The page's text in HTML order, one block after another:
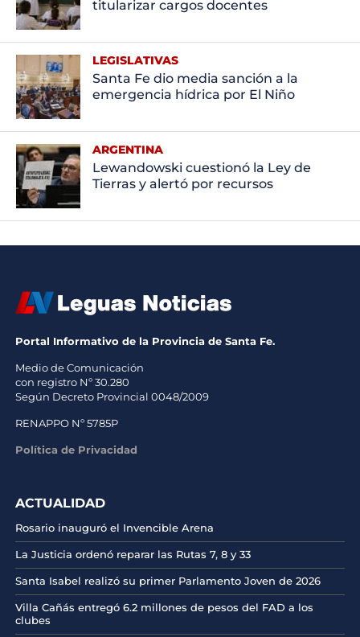
titularizar cargos docentes
LEGISLATIVAS
Santa Fe dio media sanción a la
emergencia hídrica por El Niño
ARGENTINA
Lewandowski cuestionó la Ley de
Tierras y alertó por recursos
Portal Informativo de la Provincia de Santa Fe.
Medio de Comunicación
con registro Nº 30.280
Según Decreto Provincial 0048/2009
RENAPPO Nº 5785P
Política de Privacidad
ACTUALIDAD
Rosario inauguró el Invencible Arena
La Justicia ordenó reparar las Rutas 7, 8 y 33
Santa Isabel realizó su primer Parlamento Joven de 2026
Villa Cañás entregó 6.2 millones de pesos del FAD a los
clubes